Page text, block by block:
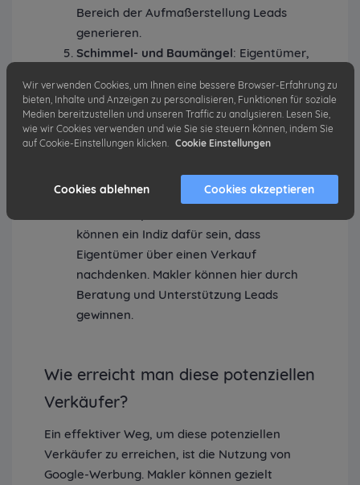
Bereich der Aufmaßerstellung Leads
generieren.
Schimmel- und Baumängel: Eigentümer,
Schimmelbeseitigung oder Baumängel
suchen, könnten mit dem Gedanken
spielen, ihre Immobilie zu verkaufen.
Makler können hier durch
Problemlösungen auf sich aufmerksam
machen.
können ein Indiz dafür sein, dass
Eigentümer über einen Verkauf
nachdenken. Makler können hier durch
Beratung und Unterstützung Leads
gewinnen.
Wie erreicht man diese potenziellen
Verkäufer?
Ein effektiver Weg, um diese potenziellen
Verkäufer zu erreichen, ist die Nutzung von
Google-Werbung. Makler können gezielt
Wir verwenden Cookies, um Ihnen eine bessere Browser-Erfahrung zu
bieten, Inhalte und Anzeigen zu personalisieren, Funktionen für soziale
Medien bereitzustellen und unseren Traffic zu analysieren. Lesen Sie,
wie wir Cookies verwenden und wie Sie sie steuern können, indem Sie
auf Cookie-Einstellungen klicken.
Cookie Einstellungen
Cookies ablehnen Cookies akzeptieren